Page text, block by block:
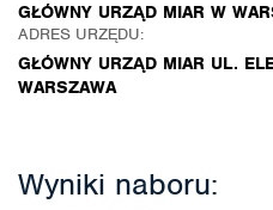
GŁÓWNY URZĄD MIAR W
ADRES URZĘDU:
GŁÓWNY URZĄD MIAR UL.
WARSZAWA
Wyniki naboru: